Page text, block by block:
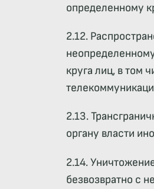
определенному
2.12.
круга лиц, в том
2.13.
органу власти
2.14.
безвозвратно с